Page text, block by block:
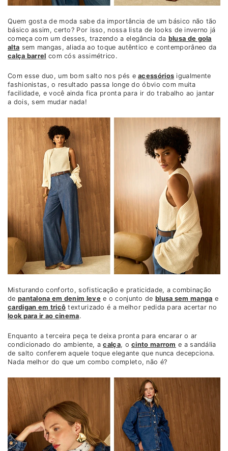
Quem gosta de moda sabe da importância de um básico não tão
básico assim, certo? Por isso, nossa lista de looks de inverno já
começa com um desses, trazendo a elegância da blusa de gola
alta sem mangas, aliada ao toque autêntico e contemporâneo da
calça barrel com cós assimétrico.
Com esse duo, um bom salto nos pés eacessórios igualmente
fashionistas, o resultado passa longe do óbvio com muita
facilidade, e você ainda fica pronta para ir do trabalho ao jantar
a dois, sem mudar nada!
Misturando conforto, sofisticação e praticidade, a combinação
de pantalona em denim levee o conjunto de blusa sem manga e
cardigan em tricô texturizado é a melhor pedida para acertar no
look para ir ao cinema.
Enquanto a terceira peça te deixa pronta para encarar o ar
condicionado do ambiente, acalça, ocinto marrom e a sandália
de salto conferem aquele toque elegante que nunca decepciona.
Nada melhor do que um combo completo, não é?